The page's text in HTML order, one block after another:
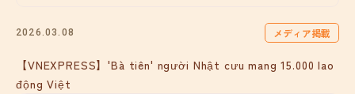
2026.03.08 メディア掲載
【VNEXPRESS】'Bà tiên' người Nhật cưu mang 15.000 lao
động Việt